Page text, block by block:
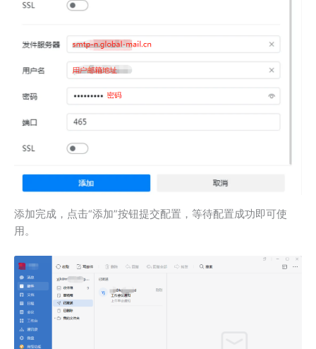
添加完成，点击“添加”按钮提交配置，等待配置成功即可使
用。